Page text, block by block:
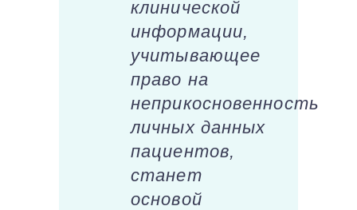
клинической
информации,
учитывающее
право на
неприкосновенность
личных данных
пациентов,
станет
основой